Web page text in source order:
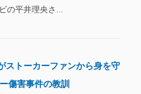
の平井理央さ...
ストーカーファンから身を守
傷害事件の教訓